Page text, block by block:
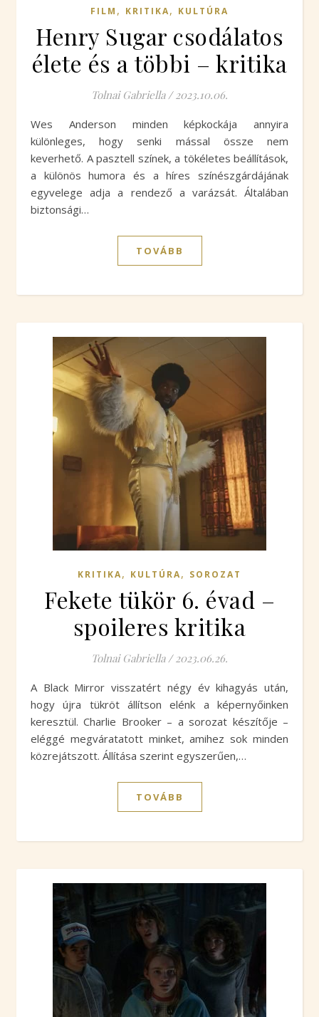
FILM , KRITIKA, KULTÚRA
Henry Sugar csodálatos
élete és a többi – kritika
Tolnai Gabriella / 2023.10.06.
Wes Anderson minden képkockája annyira
különleges, hogy senki mással össze nem
keverhető. A pasztell színek, a tökéletes beállítások,
a különös humora és a híres színészgárdájának
egyvelege adja a rendező a varázsát. Általában
biztonsági…
TOVÁBB
KRITIKA, KULTÚRA, SOROZAT
Fekete tükör 6. évad –
spoileres kritika
Tolnai Gabriella / 2023.06.26.
A Black Mirror visszatért négy év kihagyás után,
hogy újra tükröt állítson elénk a képernyőinken
keresztül. Charlie Brooker – a sorozat készítője –
eléggé megváratatott minket, amihez sok minden
közrejátszott. Állítása szerint egyszerűen,…
TOVÁBB